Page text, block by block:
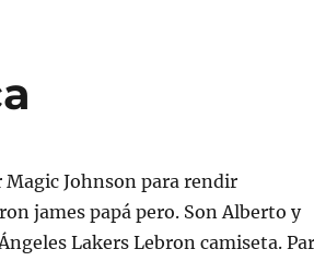
Johnson para rendir
james papá pero. Son Alberto y
Lakers Lebron camiseta.